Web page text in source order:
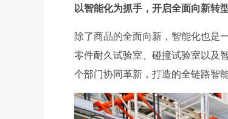
以智能化为抓手，开启全面向新转
除了商品的全面向新，智能化也是
零件耐久试验室、碰撞试验室以及
个部门协同革新，打造的全链路智能